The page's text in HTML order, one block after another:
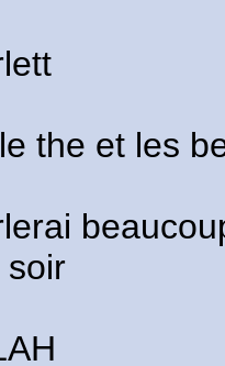
the et les
soir